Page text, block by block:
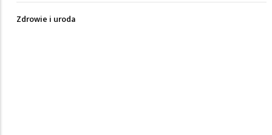
Zdrowie i uroda